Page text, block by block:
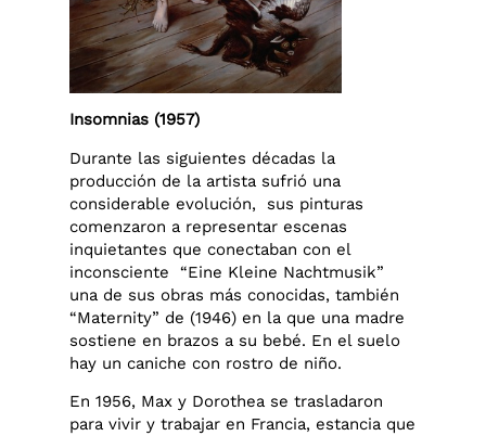
Insomnias (1957)
Durante las siguientes décadas la
producción de la artista sufrió una
considerable evolución, sus pinturas
comenzaron a representar escenas
inquietantes que conectaban con el
inconsciente “Eine Kleine Nachtmusik”
una de sus obras más conocidas, también
“Maternity” de (1946) en la que una madre
sostiene en brazos a su bebé. En el suelo
hay un caniche con rostro de niño.
En 1956, Max y Dorothea se trasladaron
para vivir y trabajar en Francia, estancia que